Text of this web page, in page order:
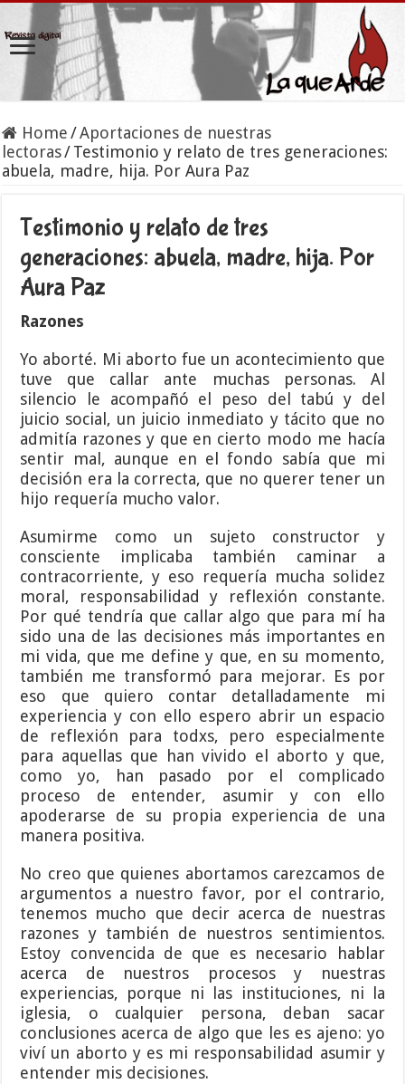
Home /Aportaciones de nuestras
lectoras/Testimonio y relato de tres generaciones:
abuela, madre, hija. Por Aura Paz
Testimonio y relato de tres
generaciones: abuela, madre, hija. Por
Aura Paz
Razones
Yo aborté. Mi aborto fue un acontecimiento que
tuve que callar ante muchas personas. Al
silencio le acompañó el peso del tabú y del
juicio social, un juicio inmediato y tácito que no
admitía razones y que en cierto modo me hacía
sentir mal, aunque en el fondo sabía que mi
decisión era la correcta, que no querer tener un
hijo requería mucho valor.
Asumirme como un sujeto constructor y
consciente implicaba también caminar a
contracorriente, y eso requería mucha solidez
moral, responsabilidad y reflexión constante.
Por qué tendría que callar algo que para mí ha
sido una de las decisiones más importantes en
mi vida, que me define y que, en su momento,
también me transformó para mejorar. Es por
eso que quiero contar detalladamente mi
experiencia y con ello espero abrir un espacio
de reflexión para todxs, pero especialmente
para aquellas que han vivido el aborto y que,
como yo, han pasado por el complicado
proceso de entender, asumir y con ello
apoderarse de su propia experiencia de una
manera positiva.
No creo que quienes abortamos carezcamos de
argumentos a nuestro favor, por el contrario,
tenemos mucho que decir acerca de nuestras
razones y también de nuestros sentimientos.
Estoy convencida de que es necesario hablar
acerca de nuestros procesos y nuestras
experiencias, porque ni las instituciones, ni la
iglesia, o cualquier persona, deban sacar
conclusiones acerca de algo que les es ajeno: yo
viví un aborto y es mi responsabilidad asumir y
entender mis decisiones.